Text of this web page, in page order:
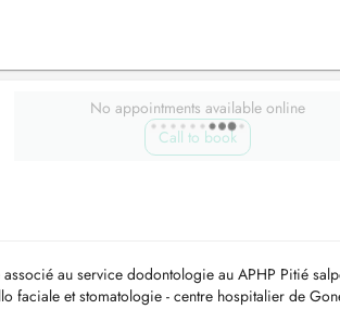
No appointments available online
Call to book
au service dodontologie au APHP Pitié
faciale et stomatologie - centre hospitalier de